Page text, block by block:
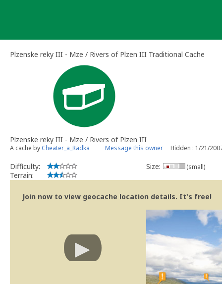
Plzenske reky III - Mze / Rivers of Plzen III Traditional Cache
Plzenske reky III - Mze / Rivers of Plzen III
A cache by Cheater_a_Radka Message this owner Hidden : 1/21/
Difficulty:
Terrain:
Size: (small)
Join now to view geocache location details. It's free!